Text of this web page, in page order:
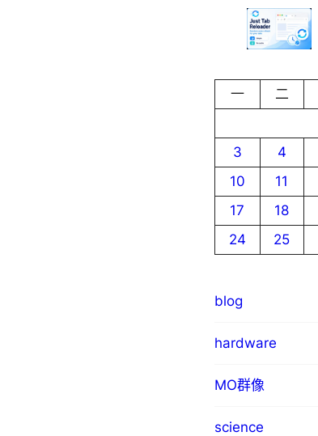
一
二
3
4
10
11
17
18
24
25
blog
hardware
MO群像
science